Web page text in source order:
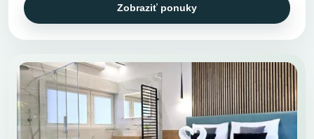
Zobraziť ponuky